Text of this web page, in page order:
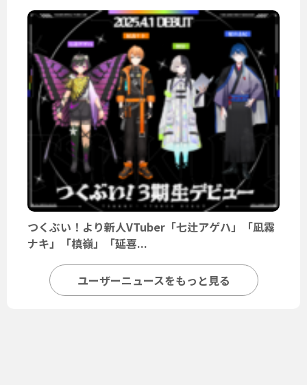
つくぶい！より新人VTuber「七辻アゲハ」「凪霧
ナキ」「槙嶺」「延喜...
ユーザーニュースをもっと見る